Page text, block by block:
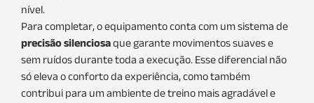
nível.
Para completar, o equipamento conta com um sistema de
precisão silenciosaque garante movimentos suaves e
sem ruídos durante toda a execução. Esse diferencial não
só eleva o conforto da experiência, como também
contribui para um ambiente de treino mais agradável e